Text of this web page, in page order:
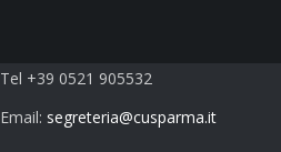
Tel +39 0521 905532
Email: segreteria@cusparma.it